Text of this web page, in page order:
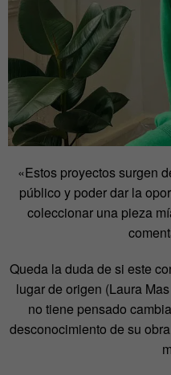
«Estos proyectos surgen
público y poder dar la
coleccionar una pieza
Queda la duda de si este
lugar de origen (Laura
no tiene pensado
desconocimiento de su